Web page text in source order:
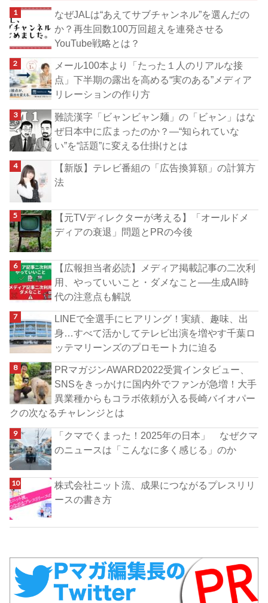
なぜJALは“あえてサブチャンネル”を選んだの
か？再生回数100万回超えを連発させる
YouTube戦略とは？
メール100本より「たった１人のリアルな接
点」下半期の露出を高める“実のある”メディア
リレーションの作り方
難読漢字「ビャンビャン麺」の「ビャン」はな
ぜ日本中に広まったのか？―“知られていな
い”を“話題”に変える仕掛けとは
【新版】テレビ番組の「広告換算額」の計算方
法
【元TVディレクターが考える】「オールドメ
ディアの衰退」問題とPRの今後
【広報担当者必読】メディア掲載記事の二次利
用、やっていいこと・ダメなこと──生成AI時
代の注意点も解説
LINEで全選手にヒアリング！実績、趣味、出
身…すべて活かしてテレビ出演を増やす千葉ロ
ッテマリーンズのプロモート力に迫る
PRマガジンAWARD2022受賞インタビュー、
SNSをきっかけに国内外でファンが急増！大手
異業種からもコラボ依頼が入る長崎バイオパー
クの次なるチャレンジとは
「クマでくまった！2025年の日本」 なぜクマ
のニュースは「こんなに多く感じる」のか
株式会社ニット流、成果につながるプレスリリ
ースの書き方